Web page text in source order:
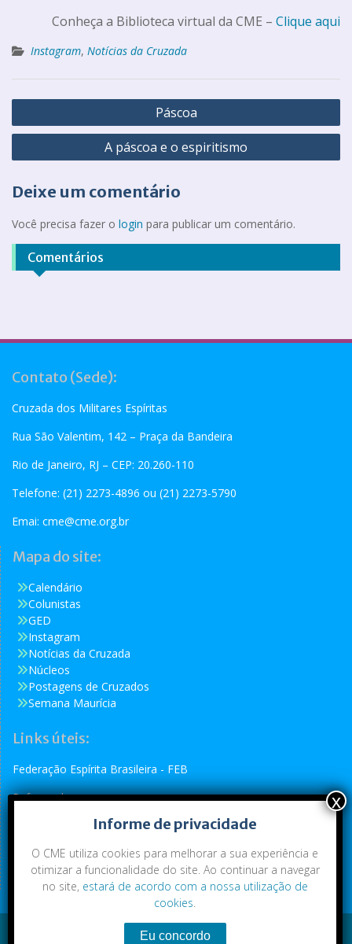
Conheça a Biblioteca virtual da CME – Clique aqui
Instagram, Notícias da Cruzada
Páscoa
A páscoa e o espiritismo
Deixe um comentário
Você precisa fazer o login para publicar um comentário.
Comentários
Contato (Sede):
Cruzada dos Militares Espíritas
Rua São Valentim, 142 – Praça da Bandeira
Rio de Janeiro, RJ – CEP: 20.260-110
Telefone: (21) 2273-4896 ou (21) 2273-5790
Emai: cme@cme.org.br
Mapa do site:
Calendário
Colunistas
GED
Instagram
Notícias da Cruzada
Núcleos
Postagens de Cruzados
Semana Maurícia
Links úteis:
Federação Espírita Brasileira - FEB
Reformador
Conselho Espírita Internacional - CEI
Conteúdo exclusivo da CME. Todos os direitos reservados.
Informe de privacidade
O CME utiliza cookies para melhorar a sua experiência e
otimizar a funcionalidade do site. Ao continuar a navegar
no site, estará de acordo com a nossa utilização de
cookies.